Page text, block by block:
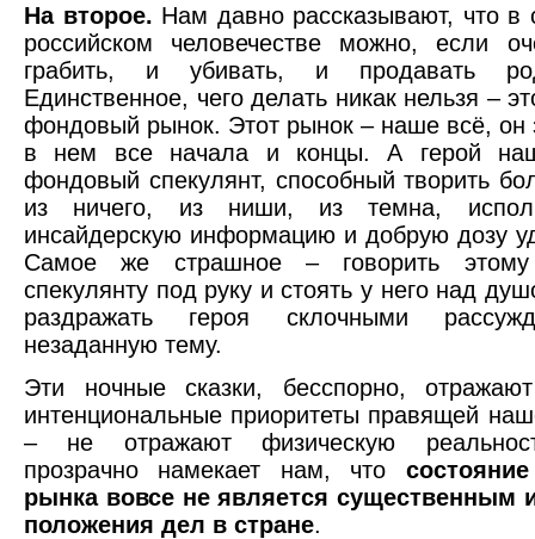
На второе. Нам давно рассказывают, что в
российском человечестве можно, если
грабить, и убивать, и продавать
Единственное, чего делать никак нельзя –
фондовый рынок. Этот рынок – наше всё, он
в нем все начала и концы. А герой
фондовый спекулянт, способный творить
из ничего, из ниши, из темна,
инсайдерскую информацию и добрую дозу
Самое же страшное – говорить
спекулянту под руку и стоять у него над
раздражать героя склочными
незаданную тему.
Эти ночные сказки, бесспорно,
интенциональные приоритеты правящей
– не отражают физическую
прозрачно намекает нам, что
рынка вовсе не является существенным
положения дел в стране.